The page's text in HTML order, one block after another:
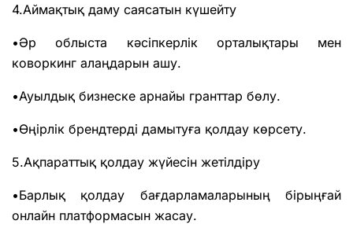
4.Аймақтық даму саясатын күшейту
•Әр облыста кәсіпкерлік орталықтары мен
коворкинг алаңдарын ашу.
•Ауылдық бизнеске арнайы гранттар бөлу.
•Өңірлік брендтерді дамытуға қолдау көрсету.
5.Ақпараттық қолдау жүйесін жетілдіру
•Барлық қолдау бағдарламаларының бірыңғай
онлайн платформасын жасау.